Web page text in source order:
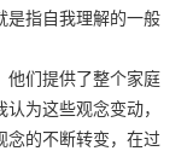
是指自我理解的一般
他们提供了整个家庭
为这些观念变动，
念的不断转变，在过